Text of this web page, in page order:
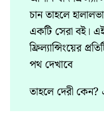
চান তাহলে
একটি সেরা বই।
ফ্রিল্যান্সিংয়ের
পথ দেখাবে
তাহলে দেরী